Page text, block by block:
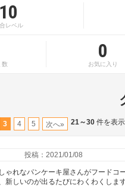
10
レベル
数
0
お気に入り
3 4 5 次へ» 21～30 件を表
投稿：2021/01/08
ゃれなパンケーキ屋さんがフード
新しいのが出るたびにわくわくしま